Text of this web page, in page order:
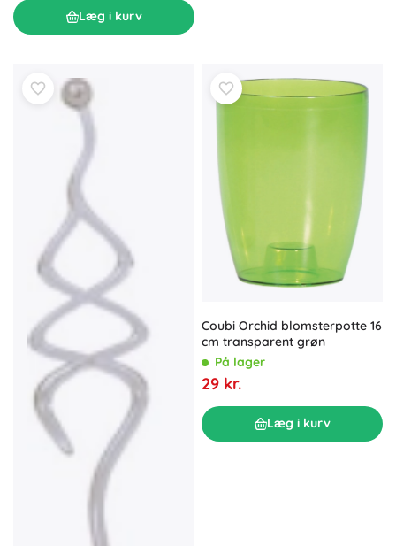
Læg i kurv
Coubi Orchid blomsterpotte 16
cm transparent grøn
På lager
29 kr.
Læg i kurv